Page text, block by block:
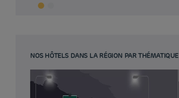
NOS HÔTELS DANS LA RÉGION PAR THÉMATIQUE